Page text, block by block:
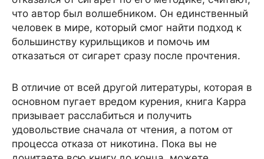
что автор был волшебником. Он единственный
человек в мире, который смог найти подход к
большинству курильщиков и помочь им
отказаться от сигарет сразу после прочтения.
В отличие от всей другой литературы, которая в
основном пугает вредом курения, книга Карра
призывает расслабиться и получить
удовольствие сначала от чтения, а потом от
процесса отказа от никотина. Пока вы не